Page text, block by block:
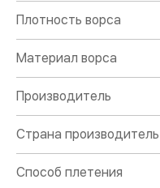
Плотность ворса
Материал ворса
Производитель
Страна производитель
Способ плетения